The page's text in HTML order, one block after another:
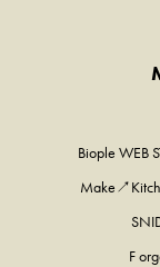
Biople WEB
F